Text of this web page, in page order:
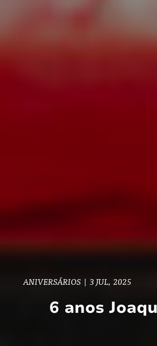
ANIVERSÁRIOS | 3 JUL, 2025
6 anos